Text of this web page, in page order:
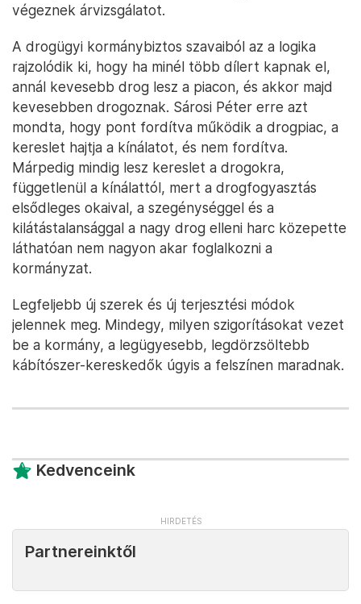
végeznek árvizsgálatot.
A drogügyi kormánybiztos szavaiból az a logika
rajzolódik ki, hogy ha minél több dílert kapnak el,
annál kevesebb drog lesz a piacon, és akkor majd
kevesebben drogoznak. Sárosi Péter erre azt
mondta, hogy pont fordítva működik a drogpiac, a
kereslet hajtja a kínálatot, és nem fordítva.
Márpedig mindig lesz kereslet a drogokra,
függetlenül a kínálattól, mert a drogfogyasztás
elsődleges okaival, a szegénységgel és a
kilátástalansággal a nagy drog elleni harc közepette
láthatóan nem nagyon akar foglalkozni a
kormányzat.
Legfeljebb új szerek és új terjesztési módok
jelennek meg. Mindegy, milyen szigorításokat vezet
be a kormány, a legügyesebb, legdörzsöltebb
kábítószer-kereskedők úgyis a felszínen maradnak.
Kedvenceink
Partnereinktől